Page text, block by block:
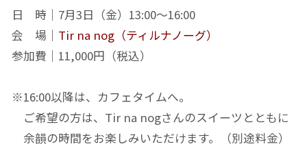
日 時｜7月3日（金）13:00〜16:00
会 場｜ Tir na nog（ティルナノーグ）
参加費｜11,000円（税込）
※16:00以降は、カフェタイムへ。
ご希望の方は、Tir na nogさんのスイーツとともに
余韻の時間をお楽しみいただけます。（別途料金）